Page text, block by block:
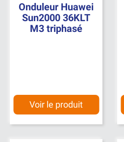
Onduleur Huawei
Sun2000 36KLT
M3 triphasé
Voir le produit